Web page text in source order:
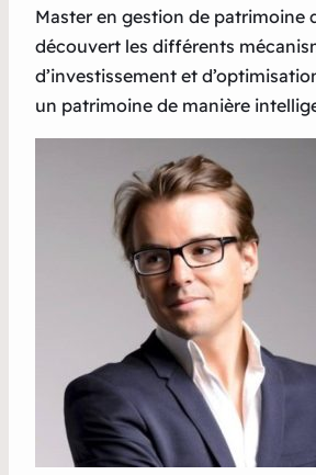
Master en gestion de patrimoine
découvert les différents
d’investissement et
un patrimoine de manière